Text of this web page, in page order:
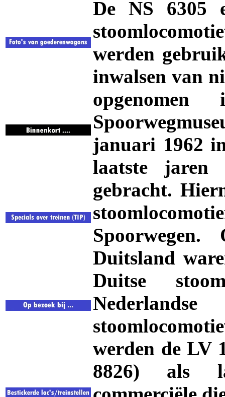
De NS 6305
werden
inwalsen van
januari 1962
laatste jaren
gebracht.
Duitsland
Duitse
werden de LV
8826) als